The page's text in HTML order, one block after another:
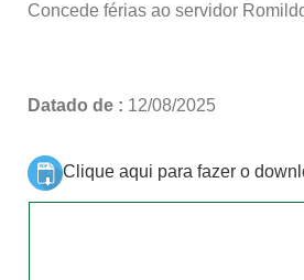
Concede férias ao servidor
Datado de : 12/08/2025
Clique aqui para fazer o